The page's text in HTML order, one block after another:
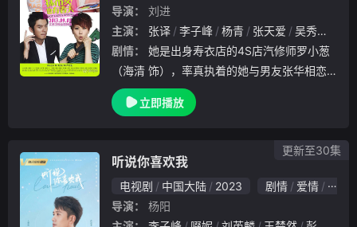
导演：
刘进
主演：
张译 李子峰 杨青 张天爱 吴秀波
剧情：
（海清 饰），率真执着的她与男友张华相恋
多年，谁知却被负心人琵琶别抱抛弃了。在最
伤心的时刻小葱遭遇了名不见经传的小漫画家
立即播放
听说你喜欢我
电视剧 中国大陆 2023 剧情 爱情
国产
导演：
杨阳
更新至30集